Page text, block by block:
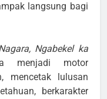
langsung bagi
Ngabekel ka
menjadi motor
mencetak lulusan
berkarakter